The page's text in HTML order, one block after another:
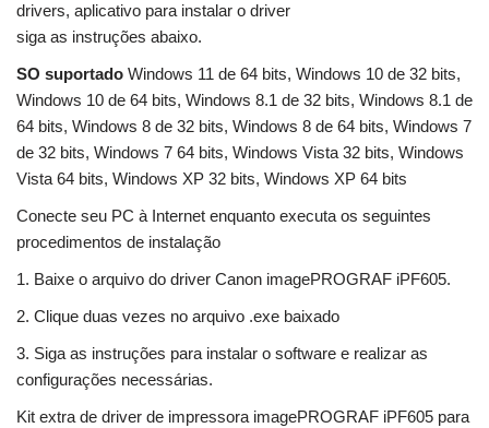
drivers, aplicativo para instalar o driver
siga as instruções abaixo.
SO suportado Windows 11 de 64 bits, Windows 10 de 32 bits,
Windows 10 de 64 bits, Windows 8.1 de 32 bits, Windows 8.1 de
64 bits, Windows 8 de 32 bits, Windows 8 de 64 bits, Windows 7
de 32 bits, Windows 7 64 bits, Windows Vista 32 bits, Windows
Vista 64 bits, Windows XP 32 bits, Windows XP 64 bits
Conecte seu PC à Internet enquanto executa os seguintes
procedimentos de instalação
1. Baixe o arquivo do driver Canon imagePROGRAF iPF605.
2. Clique duas vezes no arquivo .exe baixado
3. Siga as instruções para instalar o software e realizar as
configurações necessárias.
Kit extra de driver de impressora imagePROGRAF iPF605 para